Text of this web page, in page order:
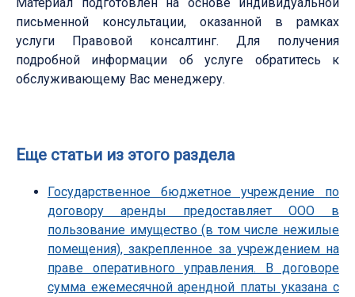
письменной консультации, оказанной в рамках
услуги Правовой консалтинг. Для получения
подробной информации об услуге обратитесь к
обслуживающему Вас менеджеру.
Еще статьи из этого раздела
Государственное бюджетное учреждение по
договору аренды предоставляет ООО в
пользование имущество (в том числе нежилые
помещения), закрепленное за учреждением на
праве оперативного управления. В договоре
сумма ежемесячной арендной платы указана с